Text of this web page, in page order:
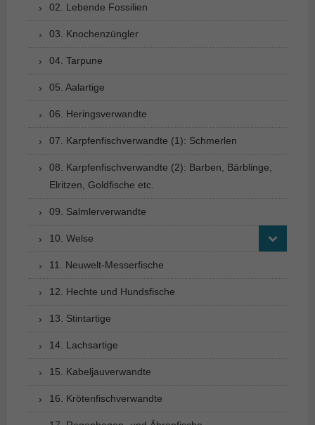
02. Lebende Fossilien
03. Knochenzüngler
04. Tarpune
05. Aalartige
06. Heringsverwandte
07. Karpfenfischverwandte (1): Schmerlen
08. Karpfenfischverwandte (2): Barben, Bärblinge,
Elritzen, Goldfische etc.
09. Salmlerverwandte
10. Welse
11. Neuwelt-Messerfische
12. Hechte und Hundsfische
13. Stintartige
14. Lachsartige
15. Kabeljauverwandte
16. Krötenfischverwandte